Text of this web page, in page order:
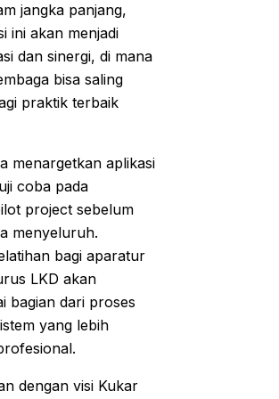
jangka panjang,
ini akan menjadi
dan sinergi, di mana
bisa saling
praktik terbaik
menargetkan aplikasi
coba pada
project sebelum
menyeluruh.
bagi aparatur
LKD akan
bagian dari proses
yang lebih
dengan visi Kukar